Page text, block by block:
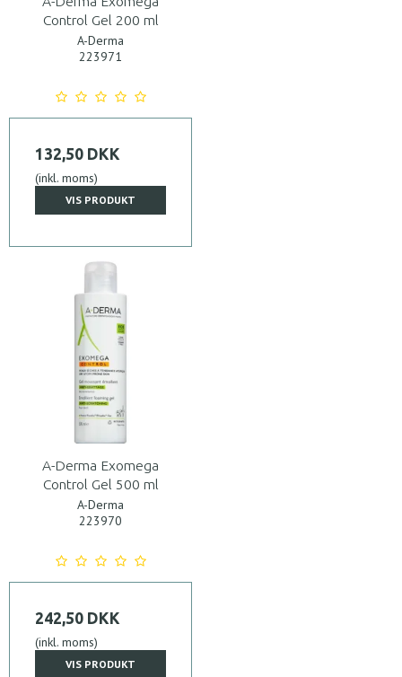
Control Gel 200 ml
A-Derma
223971
132,50 DKK
(inkl. moms)
VIS PRODUKT
A-Derma Exomega
Control Gel 500 ml
A-Derma
223970
242,50 DKK
(inkl. moms)
VIS PRODUKT